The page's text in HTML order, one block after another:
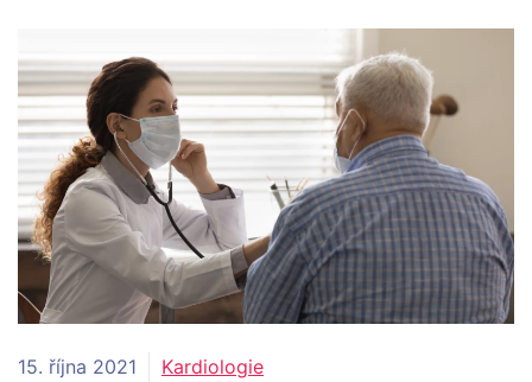
15. října 2021 Kardiologie